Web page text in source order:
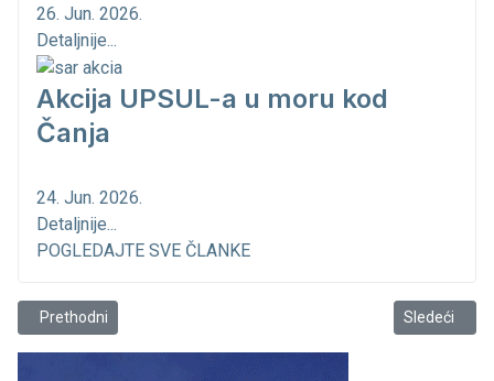
26. Jun. 2026.
Detaljnije...
Akcija UPSUL-a u moru kod
Čanja
24. Jun. 2026.
Detaljnije...
POGLEDAJTE SVE ČLANKE
Prethodni članak: Nakon 26 godina na vezu u Baru...
Prethodni Sledeći
Sledeći